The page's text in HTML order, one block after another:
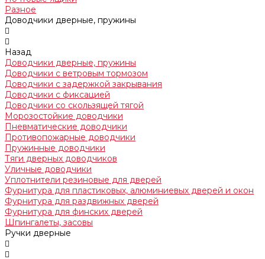
Разное
Доводчики дверные, пружины
Назад
Доводчики дверные, пружины
Доводчики с ветровым тормозом
Доводчики с задержкой закрывания
Доводчики с фиксацией
Доводчики со скользящей тягой
Морозостойкие доводчики
Пневматические доводчики
Противопожарные доводчики
Пружинные доводчики
Тяги дверных доводчиков
Уличные доводчики
Уплотнители резиновые для дверей
Фурнитура для пластиковых, алюминиевых дверей и окон
Фурнитура для раздвижных дверей
Фурнитура для финских дверей
Шпингалеты, засовы
Ручки дверные